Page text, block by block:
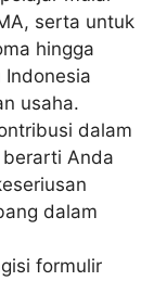
serta untuk
hingga
Indonesia
usaha.
dalam
Anda
dalam
formulir